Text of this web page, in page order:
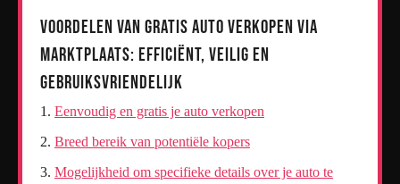
Voordelen van Gratis Auto Verkopen via
Marktplaats: Efficiënt, Veilig en
Gebruiksvriendelijk
Eenvoudig en gratis je auto verkopen
Breed bereik van potentiële kopers
Mogelijkheid om specifieke details over je auto te